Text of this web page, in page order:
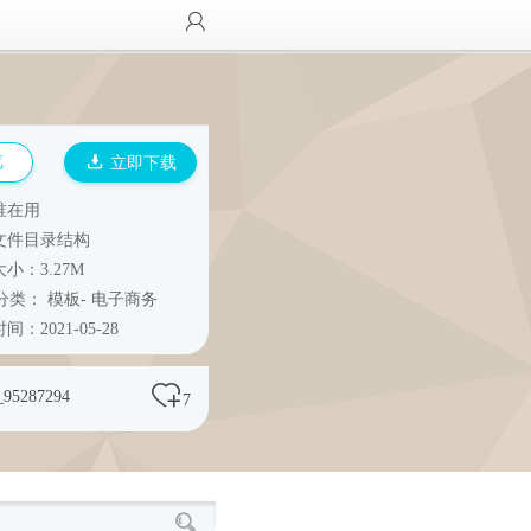
立即下载
在用
件目录结构
小：3.27M
类： 模板- 电子商务
间：2021-05-28
7